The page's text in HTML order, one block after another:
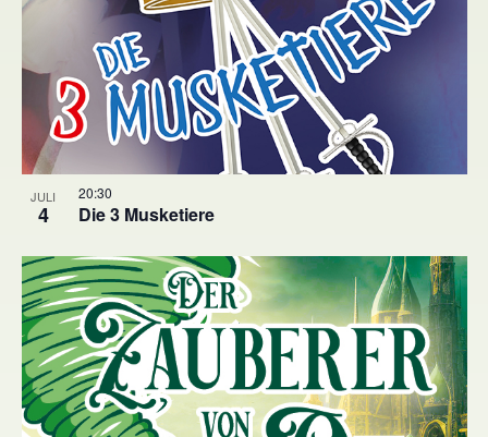
JULI
4 Die 3 Musketiere
20:30